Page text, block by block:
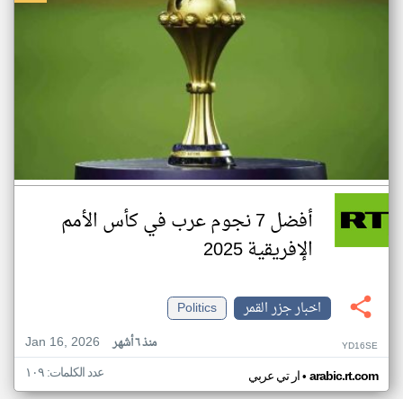
أفضل 7 نجوم عرب في كأس الأمم
الإفريقية 2025
اخبار جزر القمر
Politics
Jan 16, 2026
منذ ٦ أشهر YD16SE
ار تي عربي• arabic.rt.com عدد الكلمات: ١٠٩